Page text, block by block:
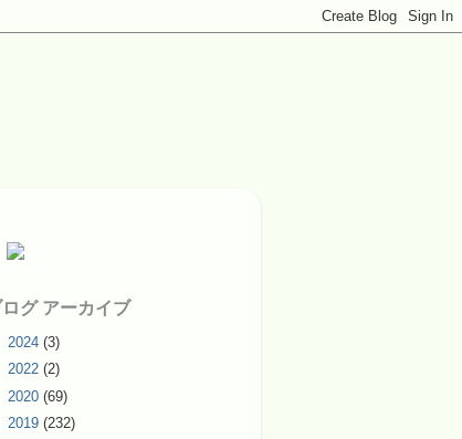
ログ アーカイブ
2024 (3)
2022 (2)
2020 (69)
2019 (232)